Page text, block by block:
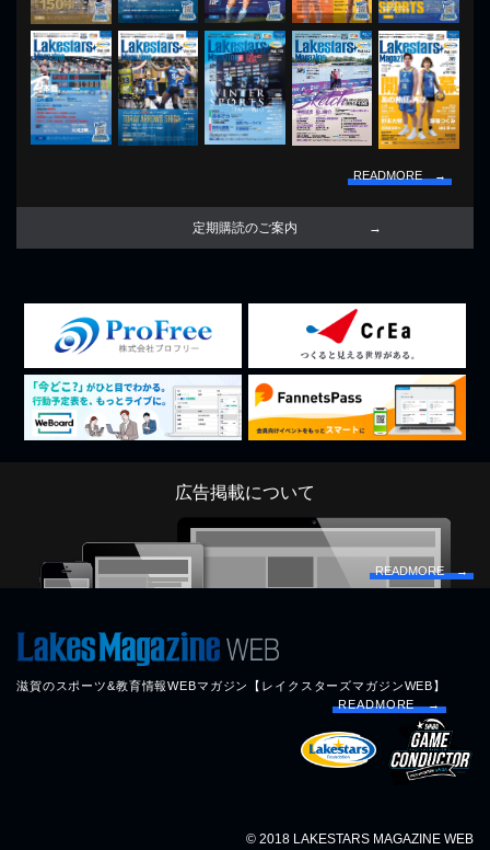
READMORE →
定期購読のご案内
広告掲載について
READMORE →
滋賀のスポーツ&教育情報WEBマガジン【レイクスターズマガジンWEB】
READMORE →
© 2018 LAKESTARS MAGAZINE WEB